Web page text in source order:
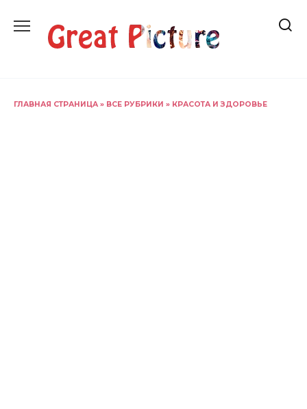
содержанию
ГЛАВНАЯ СТРАНИЦА » ВСЕ РУБРИКИ » КРАСОТА И ЗДОРОВЬЕ